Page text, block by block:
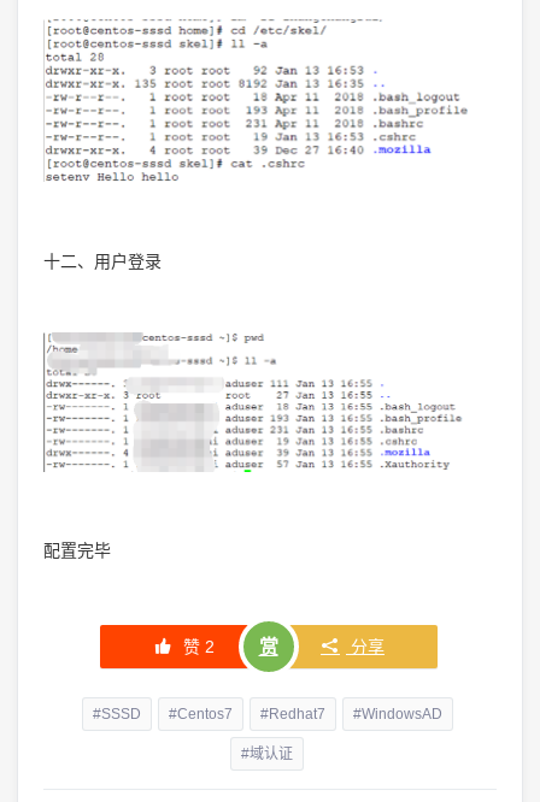
十二、用户登录
配置完毕
赞 2 赏 分享
#SSSD #Centos7 #Redhat7 #WindowsAD
#域认证